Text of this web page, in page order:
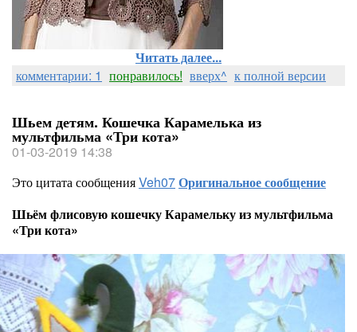
Читать далее...
комментарии: 1 понравилось! вверх^ к полной версии
Шьем детям. Кошечка Карамелька из
мультфильма «Три кота»
01-03-2019 14:38
Это цитата сообщенияVeh07Оригинальное сообщение
Шьём флисовую кошечку Карамельку из мультфильма
«Три кота»